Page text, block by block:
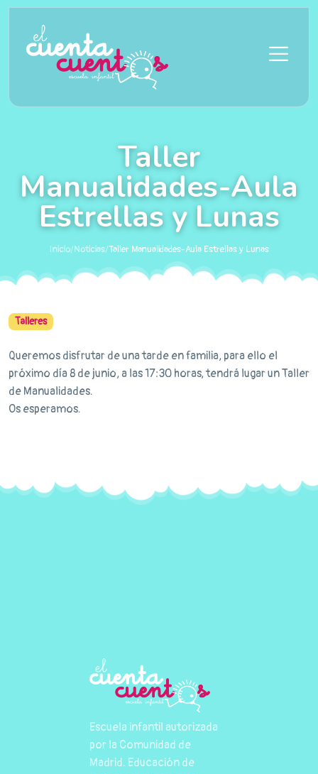
Saltar al contenido principal
Taller
Manualidades-Aula
Estrellas y Lunas
Inicio/Noticias/Taller Manualidades-Aula Estrellas y Lunas
Talleres
Queremos disfrutar de una tarde en familia, para ello el
próximo día 8 de junio, a las 17:30 horas, tendrá lugar un Taller
de Manualidades.
Os esperamos.
Escuela infantil autorizada
por la Comunidad de
Madrid. Educación de